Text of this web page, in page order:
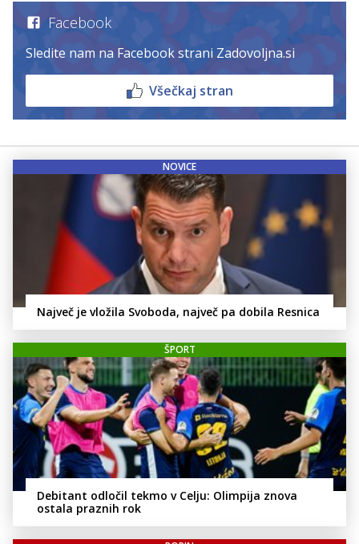
Facebook
Sledite nam na Facebook strani Zadovoljna.si
Všečkaj stran
NOVICE
Največ je vložila Svoboda, največ pa dobila Resnica
ŠPORT
Debitant odločil tekmo v Celju: Olimpija znova
ostala praznih rok